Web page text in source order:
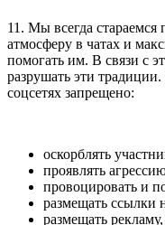
11. Мы всегда
атмосферу в чатах и
помогать им. В связи с
разрушать эти
соцсетях запрещено:
оскорблять
проявлять
провоцировать и
размещать ссылки
размещать